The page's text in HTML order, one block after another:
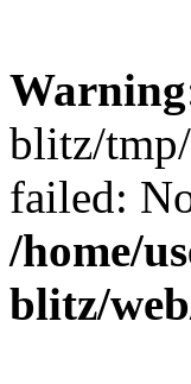
Warning
blitz/
failed:
/home/
blitz/